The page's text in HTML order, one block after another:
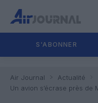
S'ABONNER
Air Journal
Actualité
Un avion s’écrase près de